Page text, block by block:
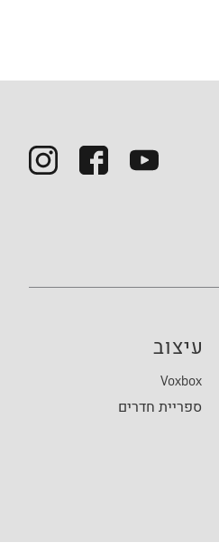
עיצוב
Voxbox
ספריית חדרים